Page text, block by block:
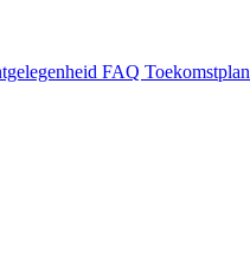
FAQ Toekomstplan